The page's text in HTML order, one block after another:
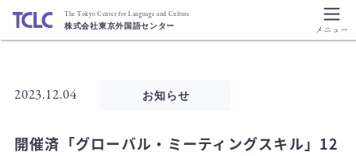
The Tokyo Center for Language and Culture
株式会社東京外国語センター
2023.12.04 お知らせ
開催済「グローバル・ミーティングスキル」12